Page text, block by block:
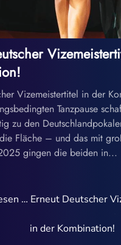
Vizemeistertitel in der
Tanzpause
zu den
Fläche – und das mit
gingen die beiden in...
… Erneut Deutscher
in der Kombination!